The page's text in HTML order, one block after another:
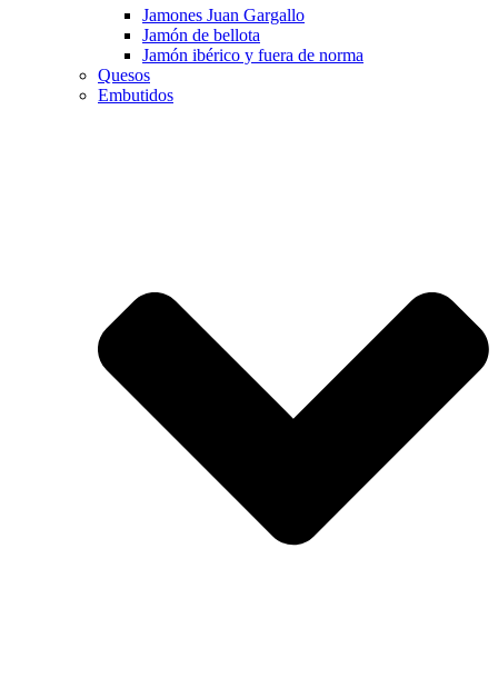
Jamones Juan Gargallo
Jamón de bellota
Jamón ibérico y fuera de norma
Quesos
Embutidos